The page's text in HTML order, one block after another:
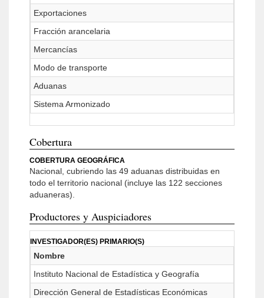
Exportaciones
Fracción arancelaria
Mercancías
Modo de transporte
Aduanas
Sistema Armonizado
Cobertura
COBERTURA GEOGRÁFICA
Nacional, cubriendo las 49 aduanas distribuidas en
todo el territorio nacional (incluye las 122 secciones
aduaneras).
Productores y Auspiciadores
INVESTIGADOR(ES) PRIMARIO(S)
Nombre
Instituto Nacional de Estadística y Geografía
Dirección General de Estadísticas Económicas